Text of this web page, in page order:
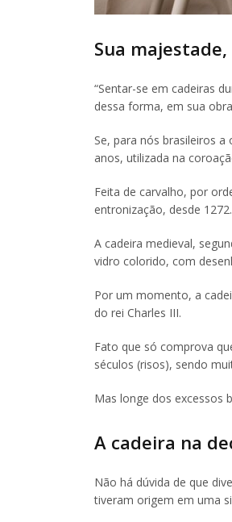
Sua majestade,
“Sentar-se em cadeiras
dessa forma, em sua
Se, para nós brasileiros
anos, utilizada na
Feita de carvalho, por
entronização, desde 1272.
A cadeira medieval,
vidro colorido, com
Por um momento, a
do rei Charles III.
Fato que só comprova
séculos (risos), sendo
Mas longe dos excessos
A cadeira na
Não há dúvida de que
tiveram origem em uma